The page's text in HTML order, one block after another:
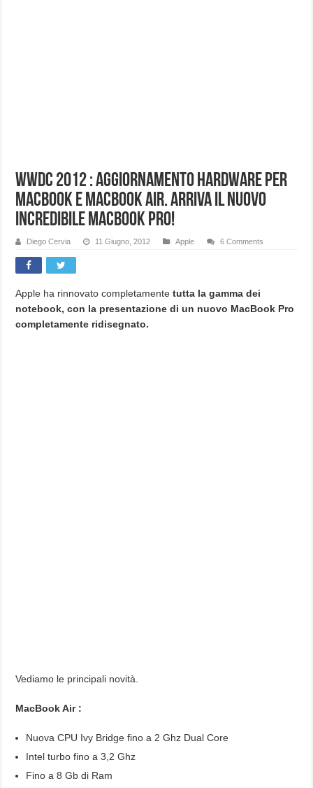
WWDC 2012 : Aggiornamento Hardware per
MacBook e MacBook Air. Arriva il nuovo
incredibile MacBook Pro!
Diego Cervia 11 Giugno, 2012 Apple 6 Comments
Apple ha rinnovato completamente tutta la gamma dei
notebook, con la presentazione di un nuovo MacBook Pro
completamente ridisegnato.
Vediamo le principali novità.
MacBook Air :
Nuova CPU Ivy Bridge fino a 2 Ghz Dual Core
Intel turbo fino a 3,2 Ghz
Fino a 8 Gb di Ram